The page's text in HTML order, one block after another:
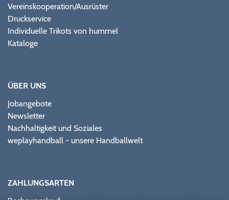
Vereinskooperation/Ausrüster
Druckservice
Individuelle Trikots von hummel
Kataloge
ÜBER UNS
Jobangebote
Newsletter
Nachhaltigkeit und Soziales
weplayhandball - unsere Handballwelt
ZAHLUNGSARTEN